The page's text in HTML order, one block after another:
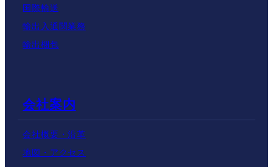
国際輸送
輸出入通関業務
輸出梱包
会社案内
会社概要・沿革
地図・アクセス